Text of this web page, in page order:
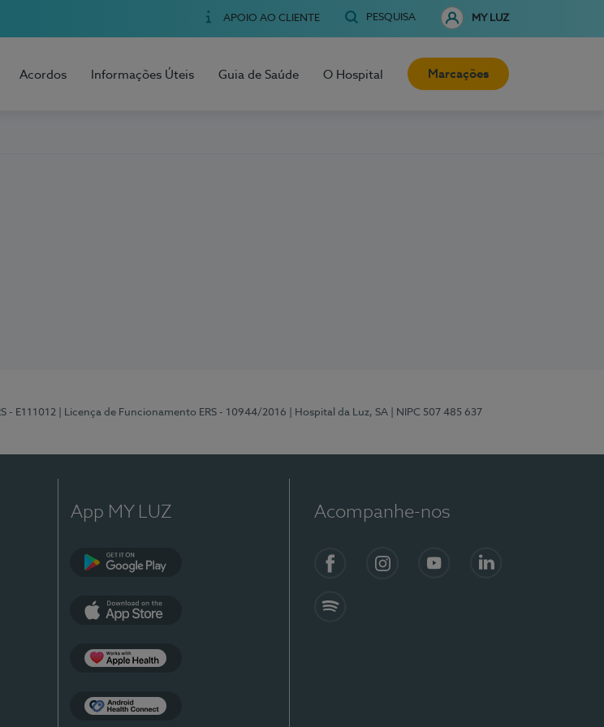
APOIO AO CLIENTE PESQUISA MY LUZ
Acordos Informações Úteis Guia de Saúde O Hospital Marcações
- E111012 | Licença de Funcionamento ERS - 10944/2016 | Hospital da Luz, SA | NIPC 507 485 637
App MY LUZ Acompanhe-nos